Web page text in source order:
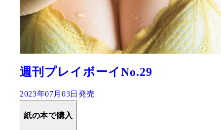
週刊プレイボーイNo.29
2023年07月03日発売
紙の本で購入